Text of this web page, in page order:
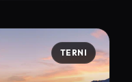
TERNI